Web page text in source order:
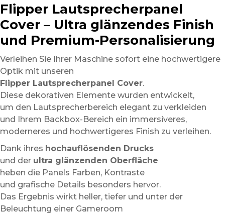
Flipper Lautsprecherpanel
Cover – Ultra glänzendes Finish
und Premium-Personalisierung
Verleihen Sie Ihrer Maschine sofort eine hochwertigere
Optik mit unseren
Flipper Lautsprecherpanel Cover.
Diese dekorativen Elemente wurden entwickelt,
um den Lautsprecherbereich elegant zu verkleiden
und Ihrem Backbox-Bereich ein immersiveres,
moderneres und hochwertigeres Finish zu verleihen.
Dank ihres hochauflösenden Drucks
und der ultra glänzenden Oberfläche
heben die Panels Farben, Kontraste
und grafische Details besonders hervor.
Das Ergebnis wirkt heller, tiefer und unter der
Beleuchtung einer Gameroom